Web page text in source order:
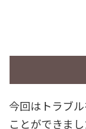
今回はトラブ
ことができま